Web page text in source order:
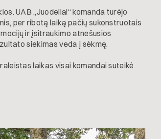
UAB „Juodeliai“ komanda turėjo
per ribotą laiką pačių sukonstruotais
ir įsitraukimo atnešusios
siekimas veda į sėkmę.
laikas visai komandai suteikė